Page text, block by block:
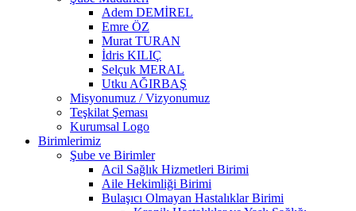
Adem DEMİREL
Emre ÖZ
Murat TURAN
İdris KILIÇ
Selçuk MERAL
Utku AĞIRBAŞ
Misyonumuz / Vizyonumuz
Teşkilat Şeması
Kurumsal Logo
Birimlerimiz
Şube ve Birimler
Acil Sağlık Hizmetleri Birimi
Aile Hekimliği Birimi
Bulaşıcı Olmayan Hastalıklar Birimi